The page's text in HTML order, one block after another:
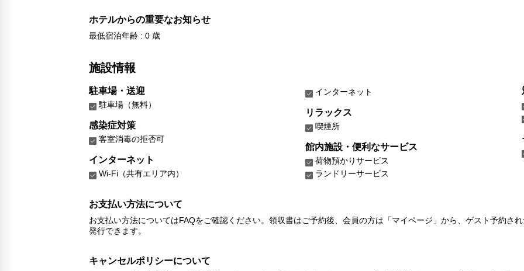
ホテルからの重要なお知らせ
最低宿泊年齢 : 0 歳
施設情報
駐車場・送迎
駐車場（無料）
感染症対策
客室消毒の拒否可
インターネット
Wi-Fi（共有エリア内）
インターネット
リラックス
喫煙所
館内施設・便利なサービス
荷物預かりサービス
ランドリーサービス
お支払い方法について
お支払い方法についてはFAQをご確認ください。領収書はご予約後、会員の方は「マイページ」から、ゲスト予約さ
発行できます。
キャンセルポリシーについて